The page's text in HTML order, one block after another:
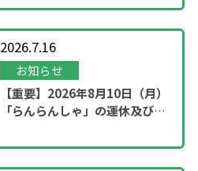
2026.7.16
お知らせ
【重要】2026年8月10日（月）
「らんらんしゃ」の運休及び園